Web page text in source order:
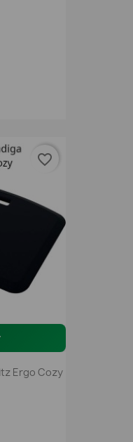
Ergo Cozy
favorite_border